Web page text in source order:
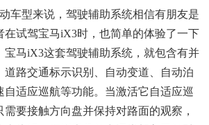
车型来说，驾驶辅助系统相信有朋友是
在试驾宝马iX3时，也简单的体验了一下
宝马iX3这套驾驶辅助系统，就包含有并
道路交通标示识别、自动变道、自动泊
自适应巡航等功能。当激活它自适应巡
要接触方向盘并保持对路面的观察，